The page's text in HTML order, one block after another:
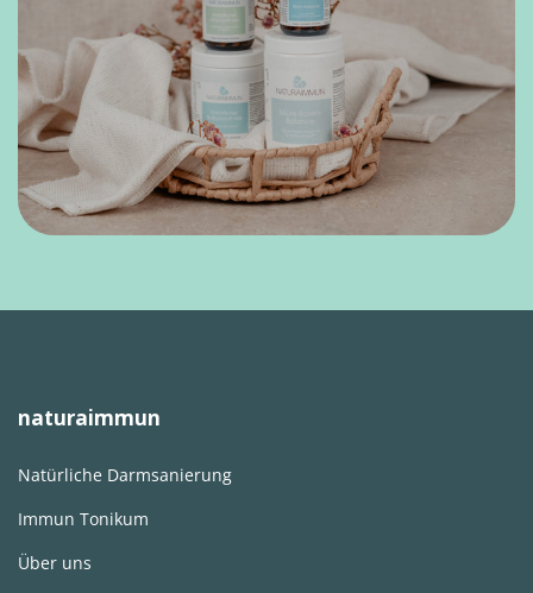
naturaimmun
Natürliche Darmsanierung
Immun Tonikum
Über uns